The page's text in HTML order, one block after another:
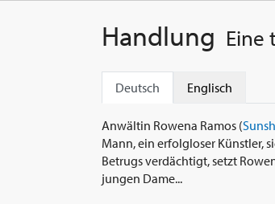
Handlung Eine
Deutsch Englisch
Anwältin Rowena Ramos (
Mann, ein erfolgloser Künstler,
Betrugs verdächtigt, setzt
jungen Dame...